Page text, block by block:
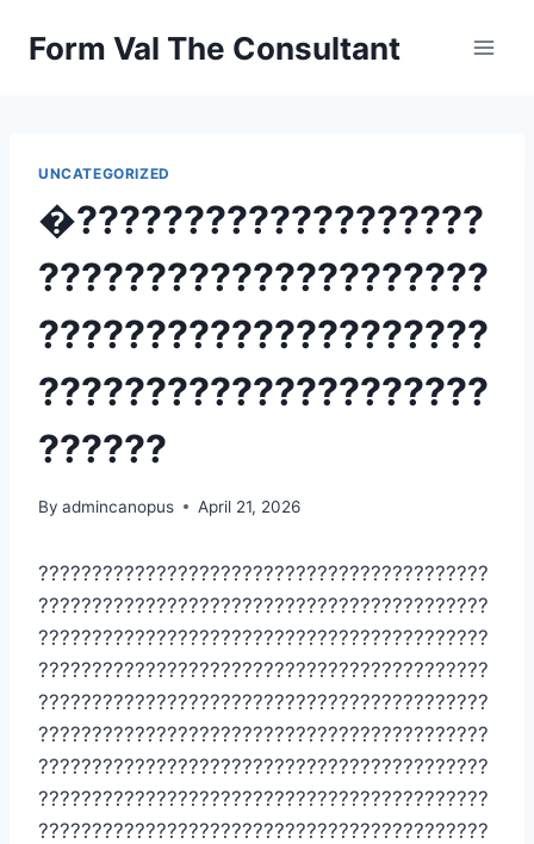
Form Val The Consultant
UNCATEGORIZED
�???????????????????
?????????????????????
?????????????????????
?????????????????????
??????
By admincanopus April 21, 2026
??????????????????????????????????????????
??????????????????????????????????????????
??????????????????????????????????????????
??????????????????????????????????????????
??????????????????????????????????????????
??????????????????????????????????????????
??????????????????????????????????????????
??????????????????????????????????????????
??????????????????????????????????????????